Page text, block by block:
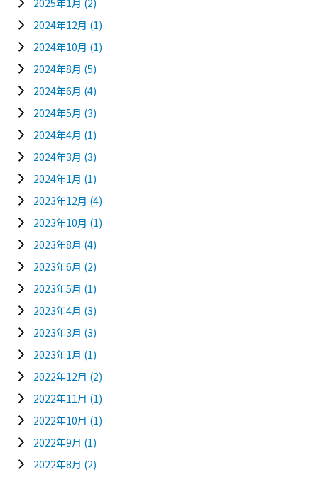
2025年1月 (2)
2024年12月 (1)
2024年10月 (1)
2024年8月 (5)
2024年6月 (4)
2024年5月 (3)
2024年4月 (1)
2024年3月 (3)
2024年1月 (1)
2023年12月 (4)
2023年10月 (1)
2023年8月 (4)
2023年6月 (2)
2023年5月 (1)
2023年4月 (3)
2023年3月 (3)
2023年1月 (1)
2022年12月 (2)
2022年11月 (1)
2022年10月 (1)
2022年9月 (1)
2022年8月 (2)